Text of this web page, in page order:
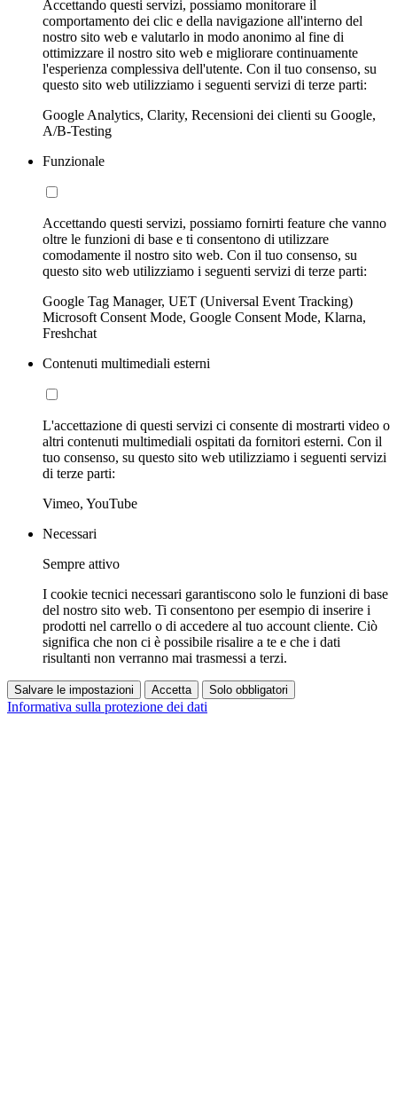
Accettando questi servizi, possiamo monitorare il
comportamento dei clic e della navigazione all'interno del
nostro sito web e valutarlo in modo anonimo al fine di
ottimizzare il nostro sito web e migliorare continuamente
l'esperienza complessiva dell'utente. Con il tuo consenso, su
questo sito web utilizziamo i seguenti servizi di terze parti:
Google Analytics, Clarity, Recensioni dei clienti su Google,
A/B-Testing
Funzionale
Accettando questi servizi, possiamo fornirti feature che vanno
oltre le funzioni di base e ti consentono di utilizzare
comodamente il nostro sito web. Con il tuo consenso, su
questo sito web utilizziamo i seguenti servizi di terze parti:
Google Tag Manager, UET (Universal Event Tracking)
Microsoft Consent Mode, Google Consent Mode, Klarna,
Freshchat
Contenuti multimediali esterni
L'accettazione di questi servizi ci consente di mostrarti video o
altri contenuti multimediali ospitati da fornitori esterni. Con il
tuo consenso, su questo sito web utilizziamo i seguenti servizi
di terze parti:
Vimeo, YouTube
Necessari
Sempre attivo
I cookie tecnici necessari garantiscono solo le funzioni di base
del nostro sito web. Ti consentono per esempio di inserire i
prodotti nel carrello o di accedere al tuo account cliente. Ciò
significa che non ci è possibile risalire a te e che i dati
risultanti non verranno mai trasmessi a terzi.
Salvare le impostazioni Accetta Solo obbligatori
Informativa sulla protezione dei dati